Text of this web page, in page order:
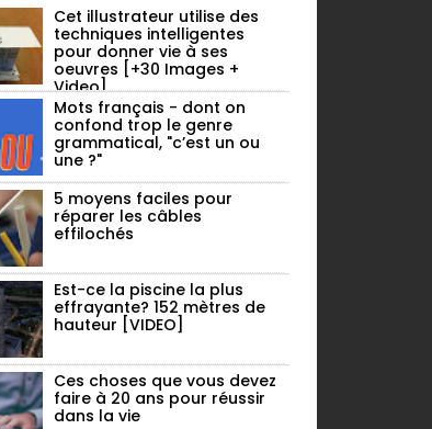
Cet illustrateur utilise des
techniques intelligentes
pour donner vie à ses
oeuvres [+30 Images +
Video]
Mots français - dont on
confond trop le genre
grammatical, "c’est un ou
une ?"
5 moyens faciles pour
réparer les câbles
effilochés
Est-ce la piscine la plus
effrayante? 152 mètres de
hauteur [VIDEO]
Ces choses que vous devez
faire à 20 ans pour réussir
dans la vie